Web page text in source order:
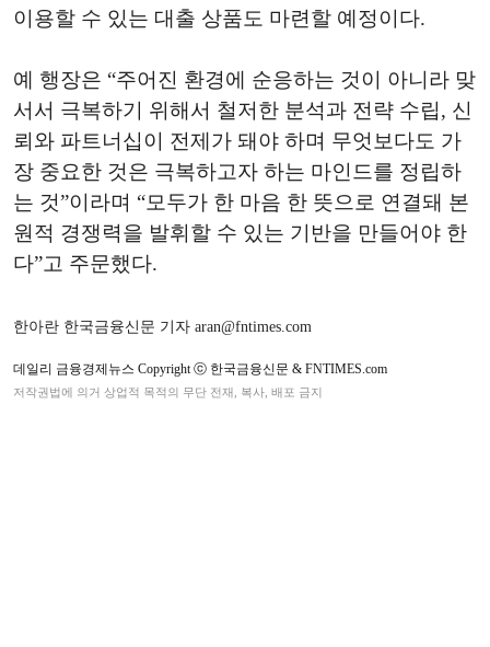
이용할 수 있는 대출 상품도 마련할 예정이다.
예 행장은 “주어진 환경에 순응하는 것이 아니라 맞
서서 극복하기 위해서 철저한 분석과 전략 수립, 신
뢰와 파트너십이 전제가 돼야 하며 무엇보다도 가
장 중요한 것은 극복하고자 하는 마인드를 정립하
는 것”이라며 “모두가 한 마음 한 뜻으로 연결돼 본
원적 경쟁력을 발휘할 수 있는 기반을 만들어야 한
다”고 주문했다.
한아란 한국금융신문 기자 aran@fntimes.com
데일리 금융경제뉴스 Copyright ⓒ 한국금융신문 & FNTIMES.com
저작권법에 의거 상업적 목적의 무단 전재, 복사, 배포 금지